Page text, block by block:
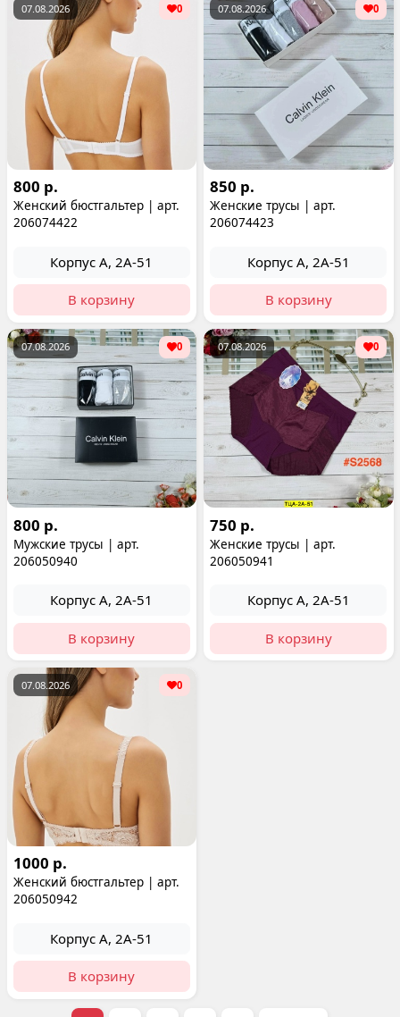
07.08.2026 0
800 р.
Женский бюстгальтер | арт.
206074422
Корпус А, 2А-51
В корзину
07.08.2026 0
850 р.
Женские трусы | арт.
206074423
Корпус А, 2А-51
В корзину
07.08.2026 0
800 р.
Мужские трусы | арт.
206050940
Корпус А, 2А-51
В корзину
07.08.2026 0
750 р.
Женские трусы | арт.
206050941
Корпус А, 2А-51
В корзину
07.08.2026 0
1000 р.
Женский бюстгальтер | арт.
206050942
Корпус А, 2А-51
В корзину